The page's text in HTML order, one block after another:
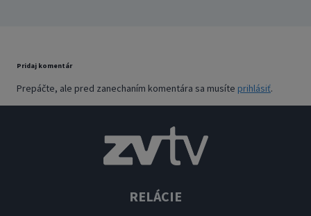
Pridaj komentár
Prepáčte, ale pred zanechaním komentára sa musíte prihlásiť.
RELÁCIE